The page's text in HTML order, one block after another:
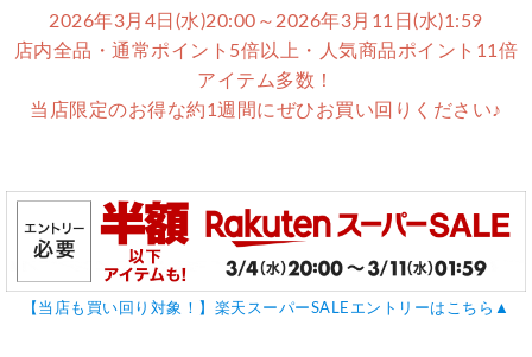
2026年3月4日(水)20:00～2026年3月11日(水)1:59
店内全品・通常ポイント5倍以上・人気商品ポイント11倍
アイテム多数！
当店限定のお得な約1週間にぜひお買い回りください♪
【当店も買い回り対象！】楽天スーパーSALEエントリーはこちら▲